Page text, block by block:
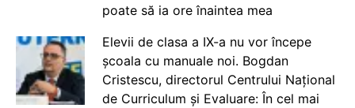
poate să ia ore înaintea mea
Elevii de clasa a IX-a nu vor începe
școala cu manuale noi. Bogdan
Cristescu, directorul Centrului Național
de Curriculum și Evaluare: În cel mai